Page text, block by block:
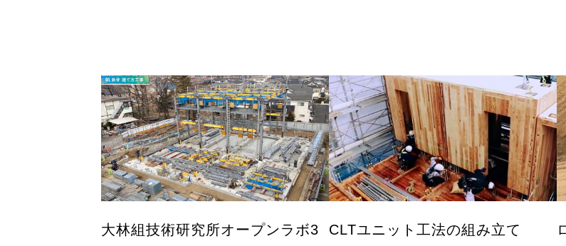
大林組のカーボンニュートラル
PROGRESS
現在までの進捗
マガジ
DICTIONARY
用語集
大林組技術研究所オープンラボ3
CLTユニット工法の組み立て